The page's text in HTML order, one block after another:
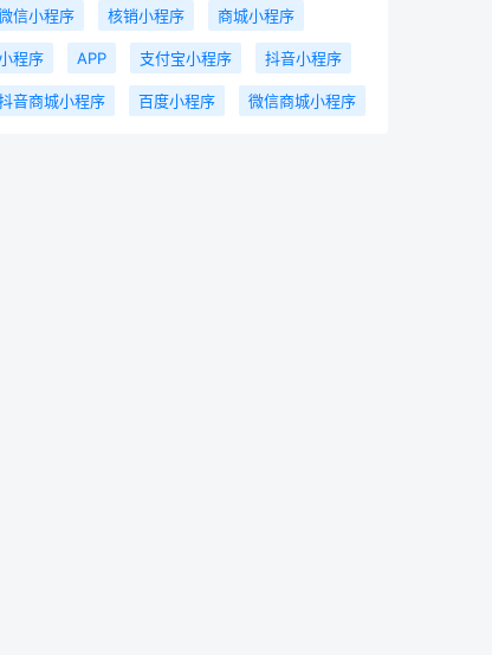
信小程序 核销小程序 商城小程序
程序 APP 支付宝小程序 抖音小程序
音商城小程序 百度小程序 微信商城小程序